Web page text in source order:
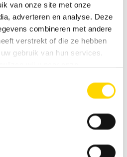
van onze site met onze
adverteren en analyse. Deze
combineren met andere
verstrekt of die ze hebben
gebruik van hun services.
vragen over de